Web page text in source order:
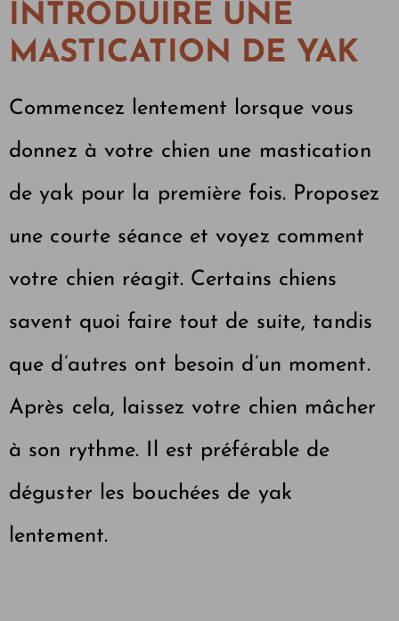
INTRODUIRE UNE
MASTICATION DE YAK
Commencez lentement lorsque vous
donnez à votre chien une mastication
de yak pour la première fois. Proposez
une courte séance et voyez comment
votre chien réagit. Certains chiens
savent quoi faire tout de suite, tandis
que d’autres ont besoin d’un moment.
Après cela, laissez votre chien mâcher
à son rythme. Il est préférable de
déguster les bouchées de yak
lentement.